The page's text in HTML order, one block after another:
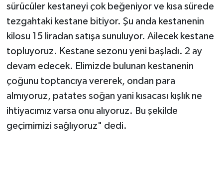
sürücüler kestaneyi çok beğeniyor ve kısa sürede
tezgahtaki kestane bitiyor. Şu anda kestanenin
kilosu 15 liradan satışa sunuluyor. Ailecek kestane
topluyoruz. Kestane sezonu yeni başladı. 2 ay
devam edecek. Elimizde bulunan kestanenin
çoğunu toptancıya vererek, ondan para
almıyoruz, patates soğan yani kısacası kışlık ne
ihtiyacımız varsa onu alıyoruz. Bu şekilde
geçimimizi sağlıyoruz" dedi.